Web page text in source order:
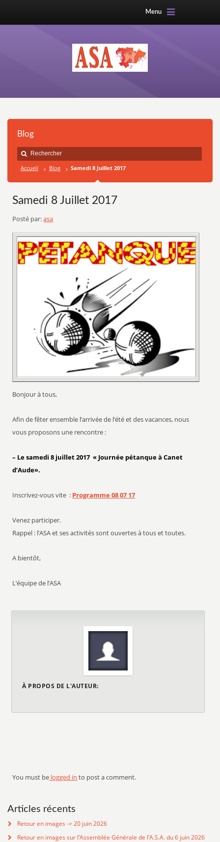
Menu
Blog
Accueil Blog Samedi 8 Juillet 2017
Samedi 8 Juillet 2017
Posté par:asa
Bonjour à tous,
Afin de fêter ensemble l’arrivée de l’été et des vacances, nous
vous proposons une rencontre :
– Le samedi 8 juillet 2017 « Journée pétanque à Canet
d’Aude».
Inscrivez-vous vite : Programme 08 07 17
Venez participer.
Rappel : l’ASA et ses activités sont ouvertes à tous et toutes.
A bientôt,
L’équipe de l’ASA
À PROPOS DE L'AUTEUR:
You must be logged in to post a comment.
Articles récents
Retour en images -> 20 juin 2026
Retour en images sur l’Assemblée Générale de l’A.S.A. du 6 juin 2026